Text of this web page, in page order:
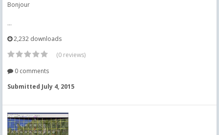
Bonjour
...
2,232 downloads
(0 reviews)
0 comments
Submitted July 4, 2015